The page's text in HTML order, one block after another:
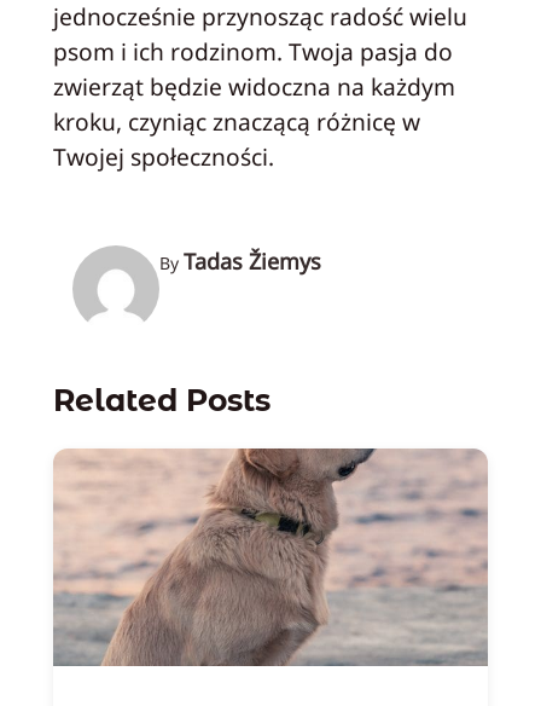
jednocześnie przynosząc radość wielu
psom i ich rodzinom. Twoja pasja do
zwierząt będzie widoczna na każdym
kroku, czyniąc znaczącą różnicę w
Twojej społeczności.
By Tadas Žiemys
Related Posts